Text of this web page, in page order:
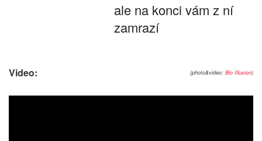
ale na konci vám z ní
zamrazí
(photo&video: Bio Illusion)
Video: